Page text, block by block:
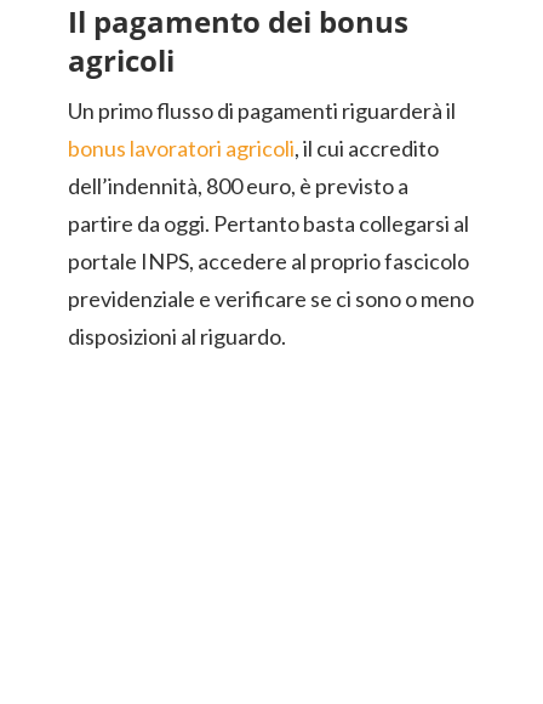
Il pagamento dei bonus
agricoli
Un primo flusso di pagamenti riguarderà il
bonus lavoratori agricoli, il cui accredito
dell’indennità, 800 euro, è previsto a
partire da oggi. Pertanto basta collegarsi al
portale INPS, accedere al proprio fascicolo
previdenziale e verificare se ci sono o meno
disposizioni al riguardo.